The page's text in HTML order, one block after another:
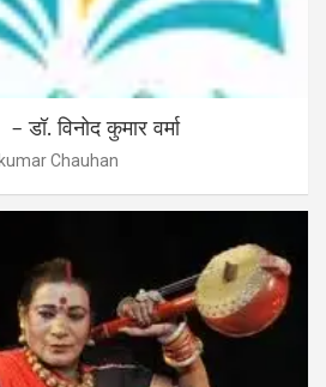
विनोद कुमार वर्मा
Chauhan